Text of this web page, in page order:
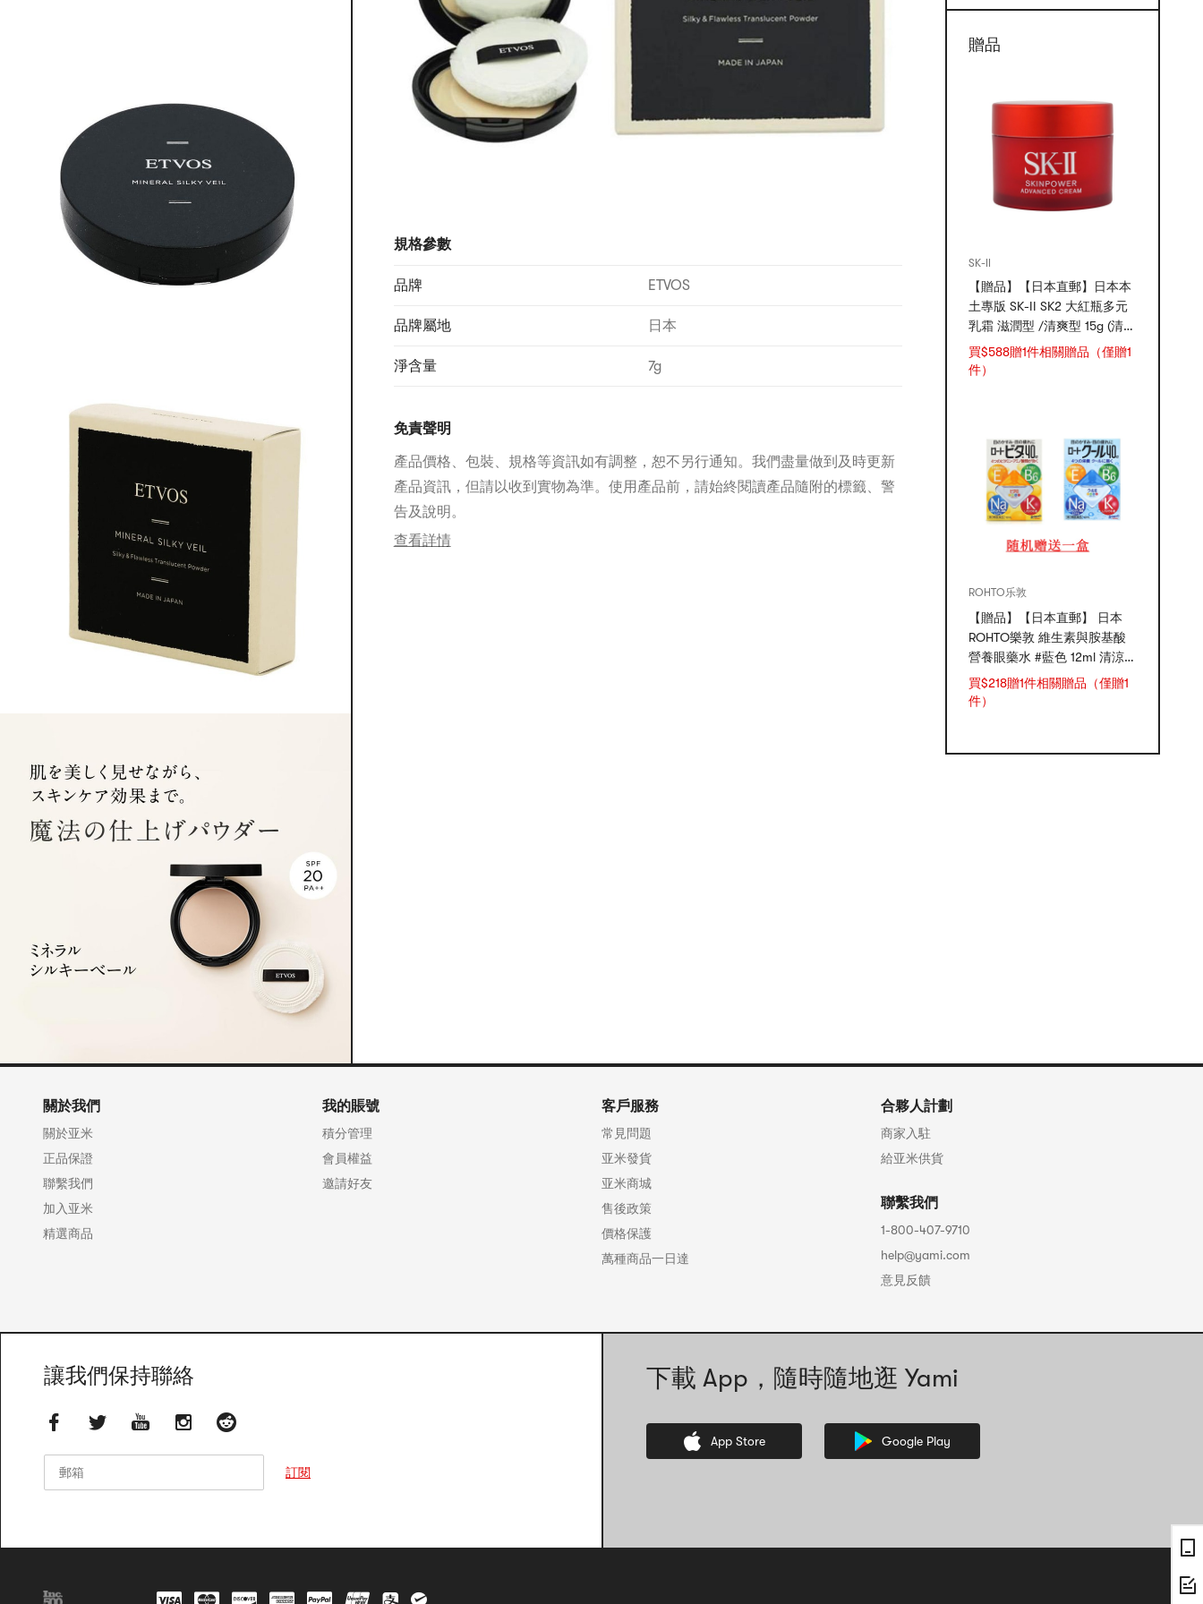
規格參數
品牌 ETVOS
品牌屬地 日本
淨含量 7g
免責聲明
產品價格、包裝、規格等資訊如有調整，恕不另行通知。我們盡量做到及時更新
產品資訊，但請以收到實物為準。使用產品前，請始終閱讀產品隨附的標籤、警
告及說明。
查看詳情
贈品
SK-II
【贈品】【日本直郵】日本本
土專版 SK-II SK2 大紅瓶多元
乳霜 滋潤型 /清爽型 15g (清爽
型/滋潤型隨機出貨)
買$588贈1件相關贈品（僅贈1
件）
ROHTO乐敦
【贈品】【日本直郵】 日本
ROHTO樂敦 維生素與胺基酸
營養眼藥水 #藍色 12ml 清涼
度-5
買$218贈1件相關贈品（僅贈1
件）
關於我們
關於亚米
正品保證
聯繫我們
加入亚米
精選商品
我的賬號
積分管理
會員權益
邀請好友
客戶服務
常見問題
亚米發貨
亚米商城
售後政策
價格保護
萬種商品一日達
合夥人計劃
商家入駐
給亚米供貨
聯繫我們
1-800-407-9710
help@yami.com
意見反饋
讓我們保持聯絡
訂閱
下載 App，隨時隨地逛 Yami
App Store Google Play